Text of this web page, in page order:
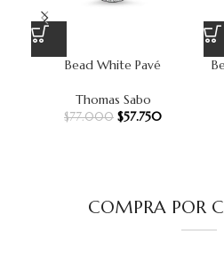
Bead White Pavé
Thomas Sabo
$77.000 $57.750
COMPRA POR